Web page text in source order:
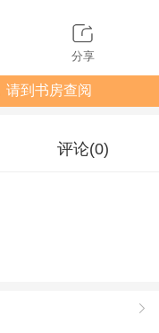
分享
请到书房查阅
评论(0)